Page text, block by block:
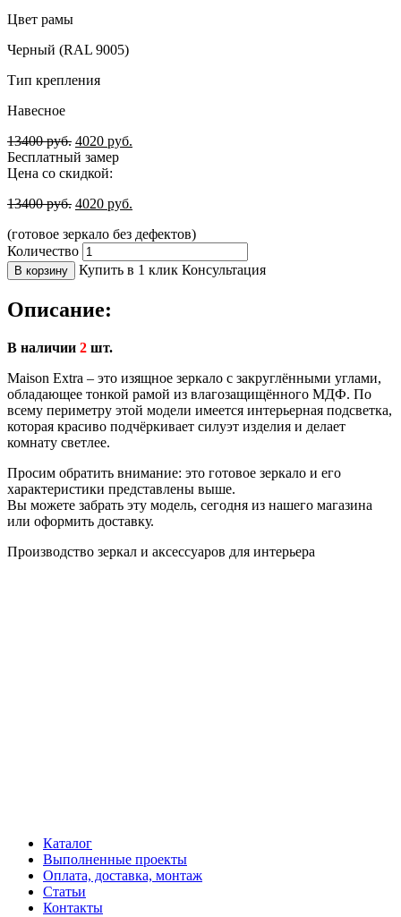
Цвет рамы
Черный (RAL 9005)
Тип крепления
Навесное
13400руб. 4020 руб.
Бесплатный замер
Цена со скидкой:
13400руб. 4020 руб.
(готовое зеркало без дефектов)
Количество
В корзину Купить в 1 клик Консультация
Описание:
В наличии 2 шт.
Maison Extra – это изящное зеркало с закруглёнными углами,
обладающее тонкой рамой из влагозащищённого МДФ. По
всему периметру этой модели имеется интерьерная подсветка,
которая красиво подчёркивает силуэт изделия и делает
комнату светлее.
Просим обратить внимание: это готовое зеркало и его
характеристики представлены выше.
Вы можете забрать эту модель, сегодня из нашего магазина
или оформить доставку.
Производство зеркал и аксессуаров для интерьера
Каталог
Выполненные проекты
Оплата, доставка, монтаж
Статьи
Контакты